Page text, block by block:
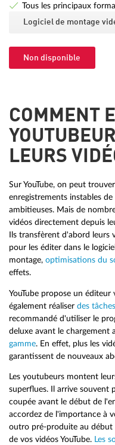
Tous les principaux
Logiciel de montage
Non disponible
COMMENT
LEURS
Sur YouTube, on peut
enregistrements instables
ambitieuses. Mais de
vidéos directement depuis
Ils transfèrent d'abord leurs
pour les éditer dans le
montage, optimisations du
effets.
YouTube propose un
également réaliser des
recommandé d'utiliser le
deluxe avant le chargement
gamme. En effet, plus les
garantissent de nouveaux
Les youtubeurs montent
superflues. Il arrive souvent
coupée avant le début de
accordez de l'importance à
outro pré-produite au
de vos vidéos YouTube. Les